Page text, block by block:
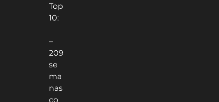
Top
10:
–
209
se
ma
nas
co